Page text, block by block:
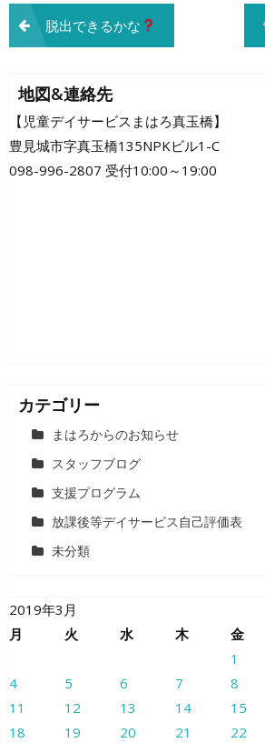
投
稿
ナ
ビ
ゲ
脱出できるかな
地図&連絡先
【児童デイサービスまはろ真玉橋】
豊見城市字真玉橋135NPKビル1-C
098-996-2807 受付10:00～19:00
カテゴリー
まはろからのお知らせ
スタッフブログ
支援プログラム
放課後等デイサービス自己評価表
未分類
2019年3月
月
火 水 木 金
1
4
5 6 7 8
11
12 13 14 15
18
19 20 21 22